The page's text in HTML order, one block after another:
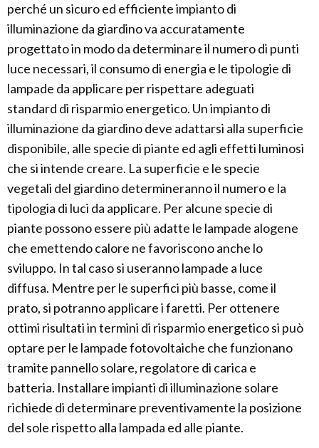
perché un sicuro ed efficiente impianto di
illuminazione da giardino va accuratamente
progettato in modo da determinare il numero di punti
luce necessari, il consumo di energia e le tipologie di
lampade da applicare per rispettare adeguati
standard di risparmio energetico. Un impianto di
illuminazione da giardino deve adattarsi alla superficie
disponibile, alle specie di piante ed agli effetti luminosi
che si intende creare. La superficie e le specie
vegetali del giardino determineranno il numero e la
tipologia di luci da applicare. Per alcune specie di
piante possono essere più adatte le lampade alogene
che emettendo calore ne favoriscono anche lo
sviluppo. In tal caso si useranno lampade a luce
diffusa. Mentre per le superfici più basse, come il
prato, si potranno applicare i faretti. Per ottenere
ottimi risultati in termini di risparmio energetico si può
optare per le lampade fotovoltaiche che funzionano
tramite pannello solare, regolatore di carica e
batteria. Installare impianti di illuminazione solare
richiede di determinare preventivamente la posizione
del sole rispetto alla lampada ed alle piante.